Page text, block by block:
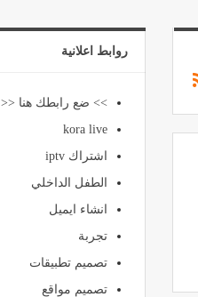
روابط اعلانية
>> ضع رابطك هنا <<
kora live
اشتراك iptv
الطفل الداخلي
انشاء ايميل
تجربة
تصميم تطبيقات
تصميم مواقع